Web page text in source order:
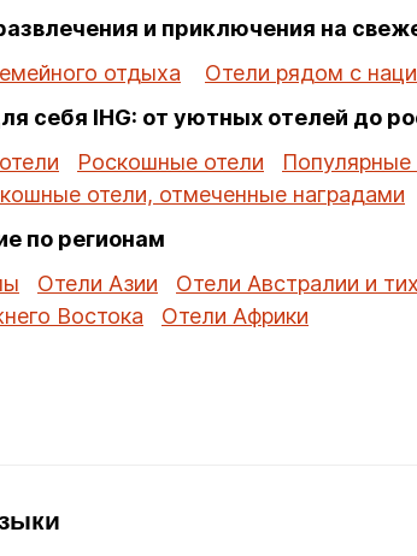
и приключения на
отдыха
Отели рядом с
себя IHG: от уютных отелей до
Роскошные отели Популярные
отели, отмеченные наградами
по регионам
Отели Азии Отели Австралии и
Востока
Отели Африки